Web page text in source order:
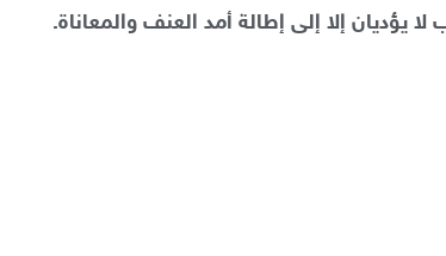
يؤديان إلا إلى إطالة أمد العنف والمعاناة.